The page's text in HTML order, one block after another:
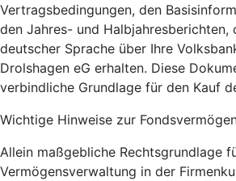
Vertragsbedingungen, den
den Jahres- und Halbjahresberichten,
deutscher Sprache über Ihre
Drolshagen eG erhalten. Diese
verbindliche Grundlage für den Kauf
Wichtige Hinweise zur
Allein maßgebliche Rechtsgrundlage
Vermögensverwaltung in der